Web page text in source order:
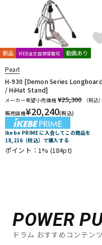
新品 WEB注文店頭受取可 動画あり
Pearl
H-930 [Demon Series
/ HiHat Stand]
メーカー希望小売価格 ¥25,300
（税込）
販売価格¥20,240(税込)
Ikebe PRIME に入会してこの商品を
18,216（税込）で購入する
ポイント：1% (184pt)
POWER
ドラム おすすめコンテンツ